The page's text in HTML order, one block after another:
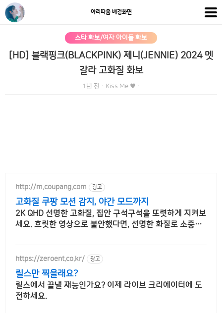
아리따움 배경화면
스타 화보/여자 아이돌 화보
[HD] 블랙핑크(BLACKPINK) 제니(JENNIE) 2024 멧
갈라 고화질 화보
1년 전 · Kiss Me ♥ ·
http://m.coupang.com 광고
고화질 쿠팡 모션 감지, 야간 모드까지
2K QHD 선명한 고화질, 집안 구석구석을 또렷하게 지켜보
세요. 흐릿한 영상으로 불안했다면, 선명한 화질로 소중한
https://zeroent.co.kr/ 광고
릴스만 찍을래요?
릴스에서 끝낼 재능인가요? 이제 라이브 크리에이터에 도
전하세요.